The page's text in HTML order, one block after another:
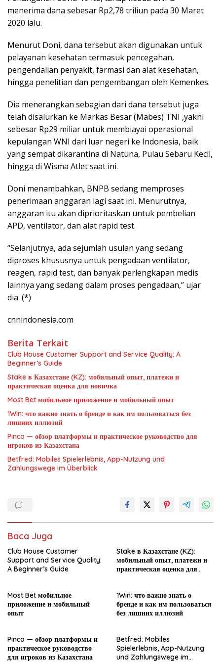
menerima dana sebesar Rp2,78 triliun pada 30 Maret
2020 lalu.
Menurut Doni, dana tersebut akan digunakan untuk
pelayanan kesehatan termasuk pencegahan,
pengendalian penyakit, farmasi dan alat kesehatan,
hingga penelitian dan pengembangan oleh Kemenkes.
Dia menerangkan sebagian dari dana tersebut juga
telah disalurkan ke Markas Besar (Mabes) TNI ,yakni
sebesar Rp29 miliar untuk membiayai operasional
kepulangan WNI dari luar negeri ke Indonesia, baik
yang sempat dikarantina di Natuna, Pulau Sebaru Kecil,
hingga di Wisma Atlet saat ini.
Doni menambahkan, BNPB sedang memproses
penerimaan anggaran lagi saat ini. Menurutnya,
anggaran itu akan diprioritaskan untuk pembelian
APD, ventilator, dan alat rapid test.
“Selanjutnya, ada sejumlah usulan yang sedang
diproses khususnya untuk pengadaan ventilator,
reagen, rapid test, dan banyak perlengkapan medis
lainnya yang sedang dalam proses pengadaan,” ujar
dia. (*)
cnnindonesia.com
Berita Terkait
Club House Customer Support and Service Quality: A
Beginner’s Guide
Stake в Казахстане (KZ): мобильный опыт, платежи и
практическая оценка для новичка
Most Bet мобильное приложение и мобильный опыт
1Win: что важно знать о бренде и как им пользоваться без
лишних иллюзий
Pinco — обзор платформы и практическое руководство для
игроков из Казахстана
Betfred: Mobiles Spielerlebnis, App-Nutzung und
Zahlungswege im Überblick
Baca Juga
Club House Customer
Support and Service Quality:
A Beginner’s Guide
Stake в Казахстане (KZ):
мобильный опыт, платежи и
практическая оценка для
Most Bet мобильное
приложение и мобильный
опыт
1Win: что важно знать о
бренде и как им пользоваться
без лишних иллюзий
Pinco — обзор платформы и
практическое руководство
для игроков из Казахстана
Betfred: Mobiles
Spielerlebnis, App-Nutzung
und Zahlungswege im